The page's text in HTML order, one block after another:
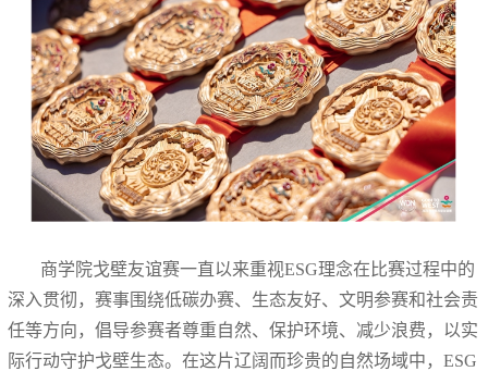
商学院戈壁友谊赛一直以来重视ESG理念在比赛过程中的
深入贯彻，赛事围绕低碳办赛、生态友好、文明参赛和社会责
任等方向，倡导参赛者尊重自然、保护环境、减少浪费，以实
际行动守护戈壁生态。在这片辽阔而珍贵的自然场域中，ESG